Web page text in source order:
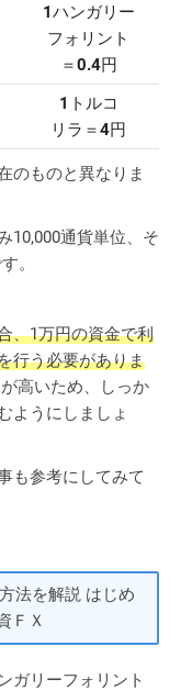
1ハンガリー
フォリント
＝0.4円
1 トルコ
リラ＝4円
のものと異なりま
10,000通貨単位、そ
。
、1万円の資金で利
行う必要がありま
高いため、しっか
ようにしましょ
も参考にしてみて
法を解説 はじめ
ＦＸ
ガリーフォリント